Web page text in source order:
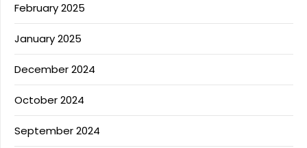
February 2025
January 2025
December 2024
October 2024
September 2024